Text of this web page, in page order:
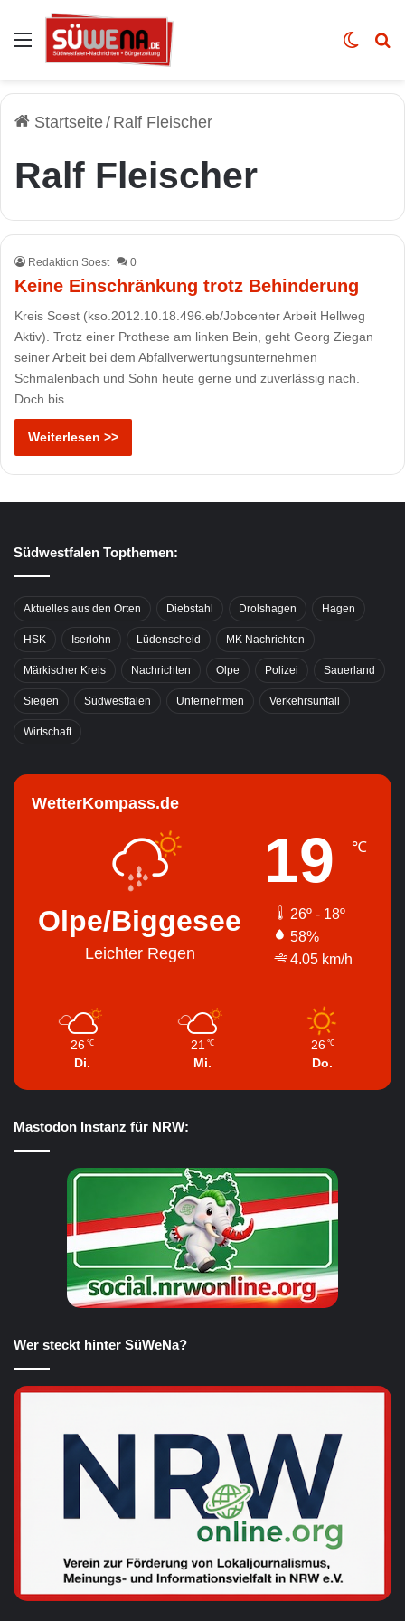
Auswahl Skin
Startseite/ Ralf Fleischer
Ralf Fleischer
Redaktion Soest 0
Keine Einschränkung trotz Behinderung
Kreis Soest (kso.2012.10.18.496.eb/Jobcenter Arbeit Hellweg
Aktiv). Trotz einer Prothese am linken Bein, geht Georg Ziegan
seiner Arbeit bei dem Abfallverwertungsunternehmen
Schmalenbach und Sohn heute gerne und zuverlässig nach.
Doch bis…
Weiterlesen >>
Südwestfalen Topthemen:
Aktuelles aus den Orten Diebstahl Drolshagen Hagen
HSK Iserlohn Lüdenscheid MK Nachrichten
Märkischer Kreis Nachrichten Olpe Polizei Sauerland
Siegen Südwestfalen Unternehmen Verkehrsunfall
Wirtschaft
WetterKompass.de
Olpe/Biggesee
Leichter Regen
19 ℃
26º - 18º
58%
4.05 km/h
26 ℃
Di.
21 ℃
Mi.
26 ℃
Do.
Mastodon Instanz für NRW:
Wer steckt hinter SüWeNa?